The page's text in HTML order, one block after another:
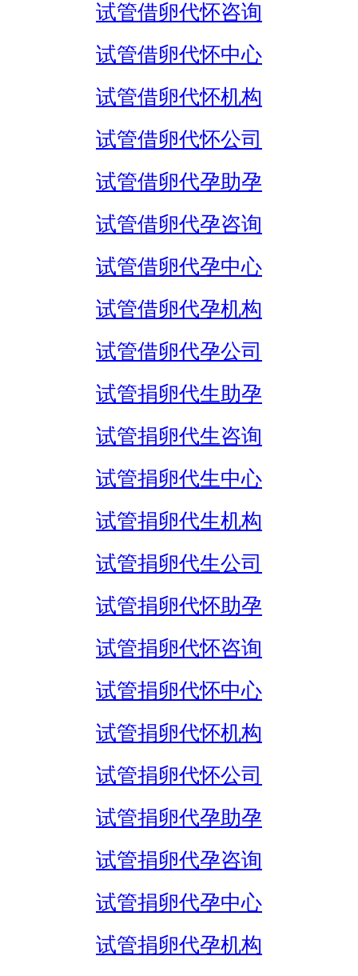
试管借卵代怀咨询
试管借卵代怀中心
试管借卵代怀机构
试管借卵代怀公司
试管借卵代孕助孕
试管借卵代孕咨询
试管借卵代孕中心
试管借卵代孕机构
试管借卵代孕公司
试管捐卵代生助孕
试管捐卵代生咨询
试管捐卵代生中心
试管捐卵代生机构
试管捐卵代生公司
试管捐卵代怀助孕
试管捐卵代怀咨询
试管捐卵代怀中心
试管捐卵代怀机构
试管捐卵代怀公司
试管捐卵代孕助孕
试管捐卵代孕咨询
试管捐卵代孕中心
试管捐卵代孕机构